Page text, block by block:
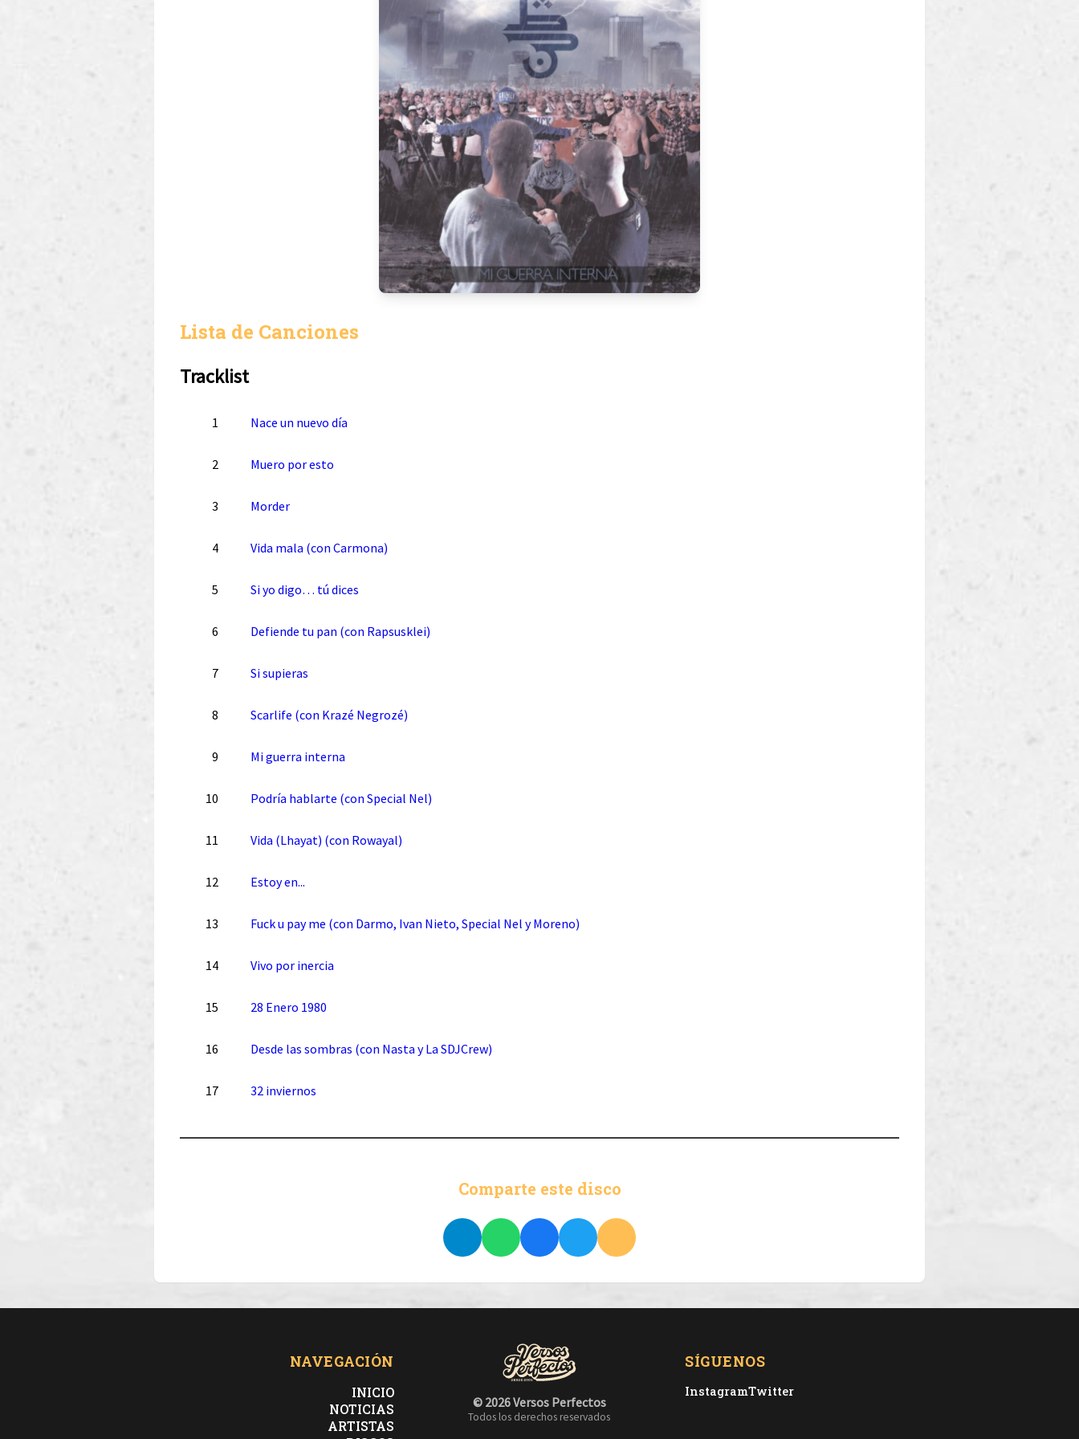
Lista de Canciones
Tracklist
1 Nace un nuevo día
2 Muero por esto
3 Morder
4 Vida mala (con Carmona)
5 Si yo digo… tú dices
6 Defiende tu pan (con Rapsusklei)
7 Si supieras
8 Scarlife (con Krazé Negrozé)
9 Mi guerra interna
10 Podría hablarte (con Special Nel)
11 Vida (Lhayat) (con Rowayal)
12 Estoy en...
13 Fuck u pay me (con Darmo, Ivan Nieto, Special Nel y Moreno)
14 Vivo por inercia
15 28 Enero 1980
16 Desde las sombras (con Nasta y La SDJCrew)
17 32 inviernos
Comparte este disco
NAVEGACIÓN
INICIO
NOTICIAS
ARTISTAS
© 2026 Versos Perfectos
Todos los derechos reservados
SÍGUENOS
InstagramTwitter